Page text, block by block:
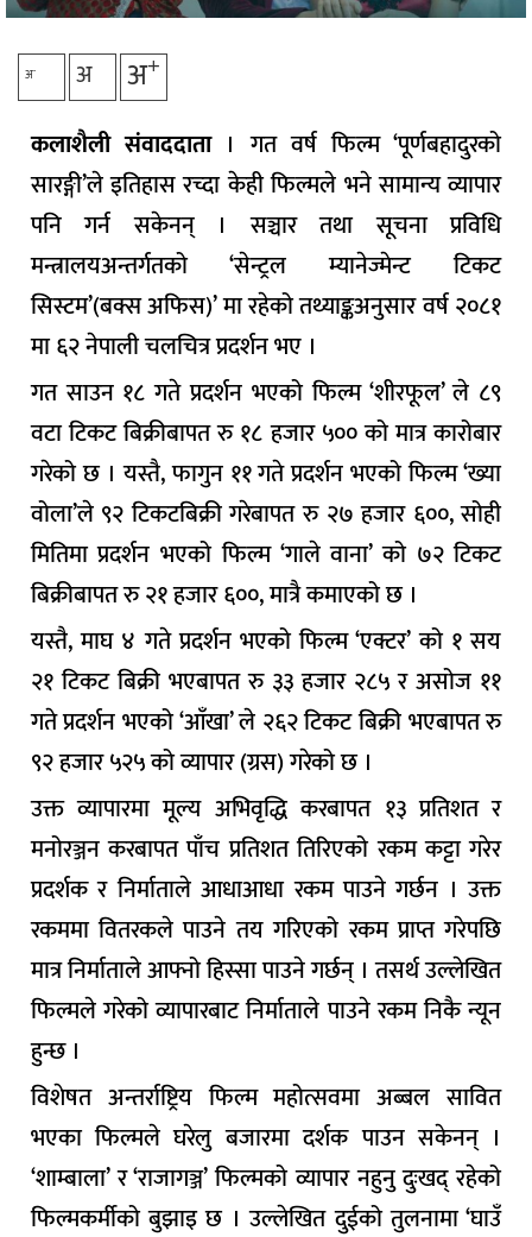
अ- अ अ+
कलाशैली संवाददाता। गत वर्ष फिल्म ‘पूर्णबहादुरको
सारङ्गी’ले इतिहास रच्दा केही फिल्मले भने सामान्य व्यापार
पनि गर्न सकेनन् । सञ्चार तथा सूचना प्रविधि
मन्त्रालयअन्तर्गतको ‘सेन्ट्रल म्यानेज्मेन्ट टिकट
सिस्टम’(बक्स अफिस)’ मा रहेको तथ्याङ्कअनुसार वर्ष २०८१
मा ६२ नेपाली चलचित्र प्रदर्शन भए ।
गत साउन १८ गते प्रदर्शन भएको फिल्म ‘शीरफूल’ ले ८९
वटा टिकट बिक्रीबापत रु १८ हजार ५०० को मात्र कारोबार
गरेको छ । यस्तै, फागुन ११ गते प्रदर्शन भएको फिल्म ‘ख्या
वोला’ले ९२ टिकटबिक्री गरेबापत रु २७ हजार ६००, सोही
मितिमा प्रदर्शन भएको फिल्म ‘गाले वाना’ को ७२ टिकट
बिक्रीबापत रु २१ हजार ६००, मात्रै कमाएको छ ।
यस्तै, माघ ४ गते प्रदर्शन भएको फिल्म ‘एक्टर’ को १ सय
२१ टिकट बिक्री भएबापत रु ३३ हजार २८५ र असोज ११
गते प्रदर्शन भएको ‘आँखा’ ले २६२ टिकट बिक्री भएबापत रु
९२ हजार ५२५ को व्यापार (ग्रस) गरेको छ ।
उक्त व्यापारमा मूल्य अभिवृद्धि करबापत १३ प्रतिशत र
मनोरञ्जन करबापत पाँच प्रतिशत तिरिएको रकम कट्टा गरेर
प्रदर्शक र निर्माताले आधाआधा रकम पाउने गर्छन । उक्त
रकममा वितरकले पाउने तय गरिएको रकम प्राप्त गरेपछि
मात्र निर्माताले आफ्नो हिस्सा पाउने गर्छन् । तसर्थ उल्लेखित
फिल्मले गरेको व्यापारबाट निर्माताले पाउने रकम निकै न्यून
हुन्छ ।
विशेषत अन्तर्राष्ट्रिय फिल्म महोत्सवमा अब्बल सावित
भएका फिल्मले घरेलु बजारमा दर्शक पाउन सकेनन् ।
‘शाम्बाला’ र ‘राजागञ्ज’ फिल्मको व्यापार नहुनु दुःखद् रहेको
फिल्मकर्मीको बुझाइ छ । उल्लेखित दुईको तुलनामा ‘घाउँ